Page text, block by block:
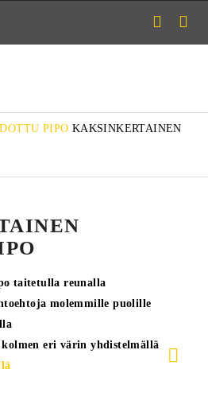
PIPO KAKSINKERTAINEN
taitetulla reunalla
molemmille puolille
kolmen eri värin yhdistelmällä